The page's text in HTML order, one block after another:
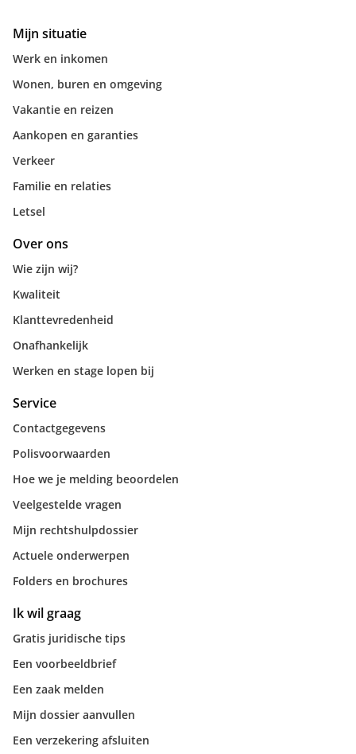
Mijn situatie
Werk en inkomen
Wonen, buren en omgeving
Vakantie en reizen
Aankopen en garanties
Verkeer
Familie en relaties
Letsel
Over ons
Wie zijn wij?
Kwaliteit
Klanttevredenheid
Onafhankelijk
Werken en stage lopen bij
Service
Contactgegevens
Polisvoorwaarden
Hoe we je melding beoordelen
Veelgestelde vragen
Mijn rechtshulpdossier
Actuele onderwerpen
Folders en brochures
Ik wil graag
Gratis juridische tips
Een voorbeeldbrief
Een zaak melden
Mijn dossier aanvullen
Een verzekering afsluiten